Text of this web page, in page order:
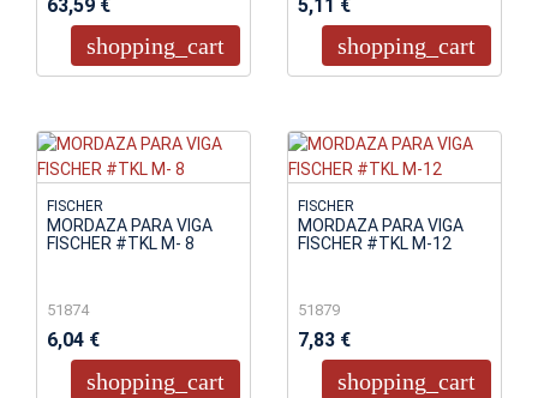
63,59 €
shopping_cart
5,11 €
shopping_cart
FISCHER
MORDAZA PARA VIGA
FISCHER #TKL M- 8
51874
6,04 €
shopping_cart
FISCHER
MORDAZA PARA VIGA
FISCHER #TKL M-12
51879
7,83 €
shopping_cart